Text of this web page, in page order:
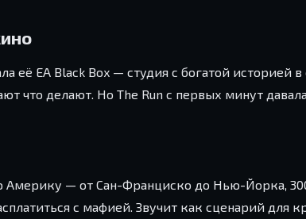
её EA Black Box — студия с богатой историей
что делают. Но The Run с первых минут
Америку — от Сан-Франциско до Нью-Йорка,